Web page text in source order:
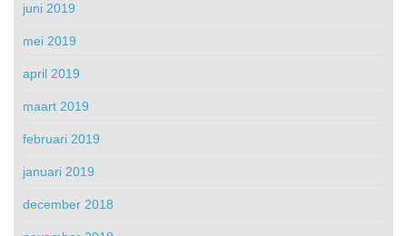
juni 2019
mei 2019
april 2019
maart 2019
februari 2019
januari 2019
december 2018